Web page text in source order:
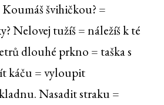
švihičkou? =
Nelovej tužíš = náležíš k té
dlouhé prkno = taška s
káču = vyloupit
Nasadit straku =